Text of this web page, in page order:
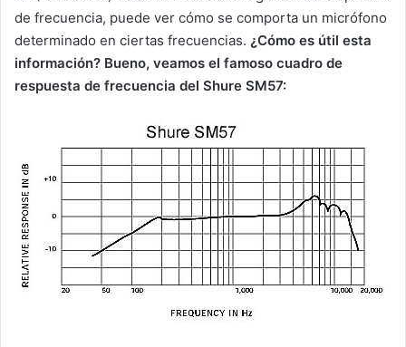
de frecuencia, puede ver cómo se comporta un micrófono
determinado en ciertas frecuencias. ¿Cómo es útil esta
información? Bueno, veamos el famoso cuadro de
respuesta de frecuencia del Shure SM57: